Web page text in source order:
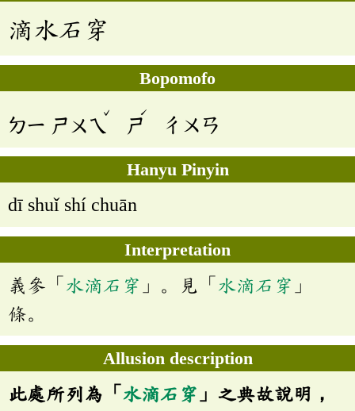
滴水石穿
Bopomofo
ㄉㄧ ㄕㄨㄟ
ˇ
ㄕ
ˊ
ㄔㄨㄢ
Hanyu Pinyin
dī shuǐ shí chuān
Interpretation
義參「 水滴石穿 」。見「 水滴石穿 」
條。
Allusion description
此處所列為「 水滴石穿 」之典故說明，